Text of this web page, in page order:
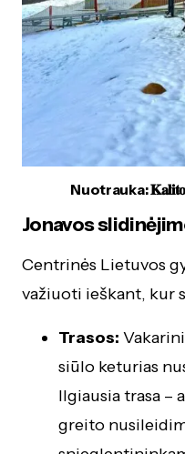
Nuotrauka:
Jonavos
Centrinės Lietuvos
važiuoti ieškant, kur
Trasos:
siūlo keturias
Ilgiausia trasa –
greito